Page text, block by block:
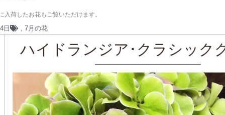
入荷したお花もご覧いただけます。
日 7月の花
ハイドランジア･クラシック